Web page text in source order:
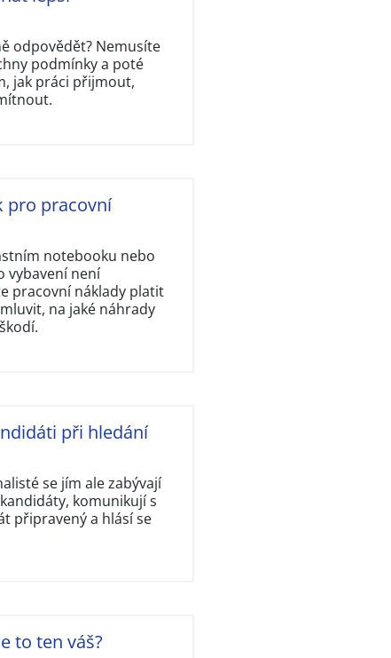
odpovědět? Nemusíte
podmínky a poté
jak práci přijmout,
pro pracovní
notebooku nebo
vybavení není
pracovní náklady platit
na jaké náhrady
při hledání
se jím ale zabývají
komunikují s
připravený a hlásí se
to ten váš?